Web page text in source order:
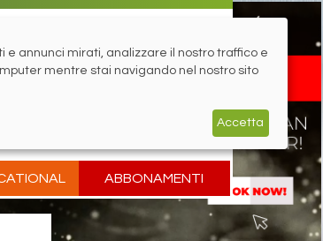
ABBONAMENTI
annunci mirati, analizzare il nostro traffico e
mentre stai navigando nel nostro sito
Accetta